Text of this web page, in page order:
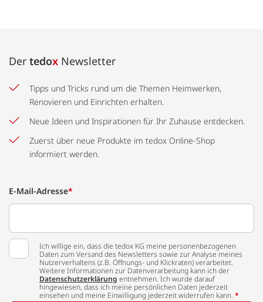
Der tedox Newsletter
Tipps und Tricks rund um die Themen Heimwerken,
Renovieren und Einrichten erhalten.
Neue Ideen und Inspirationen für Ihr Zuhause entdecken.
Zuerst über neue Produkte im tedox Online-Shop
informiert werden.
E-Mail-Adresse*
Ich willige ein, dass die tedox KG meine personenbezogenen
Daten zum Versand des Newsletters sowie zur Analyse meines
Nutzerverhaltens (z.B. Öffnungs- und Klickraten) verarbeitet.
Weitere Informationen zur Datenverarbeitung kann ich der
Datenschutzerklärung entnehmen. Ich wurde darauf
hingewiesen, dass ich meine persönlichen Daten jederzeit
einsehen und meine Einwilligung jederzeit widerrufen kann. *